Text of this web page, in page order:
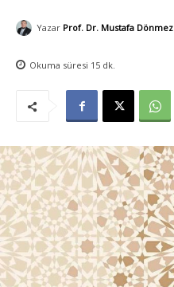
Yazar Prof. Dr. Mustafa Dönmez
Okuma süresi 15 dk.